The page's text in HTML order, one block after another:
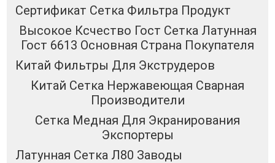
Сертификат Сетка Фильтра Продукт
Высокое Ксчество Гост Сетка Латунная
Гост 6613 Основная Страна Покупателя
Китай Фильтры Для Экструдеров
Китай Сетка Нержавеющая Сварная
Производители
Сетка Медная Для Экранирования
Экспортеры
Латунная Сетка Л80 Заводы